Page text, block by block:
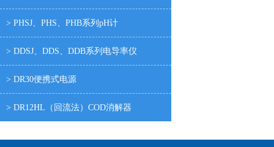
> PHSJ、PHS、PHB系列pH计
> DDSJ、DDS、DDB系列电导率仪
> DR30便携式电源
> DR12HL（回流法）COD消解器